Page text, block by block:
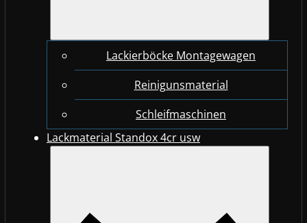
Lackierböcke Montagewagen
Reinigunsmaterial
Schleifmaschinen
Lackmaterial Standox 4cr usw